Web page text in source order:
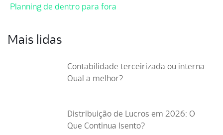
Planning de dentro para fora
Mais lidas
Contabilidade terceirizada ou interna:
Qual a melhor?
Distribuição de Lucros em 2026: O
Que Continua Isento?